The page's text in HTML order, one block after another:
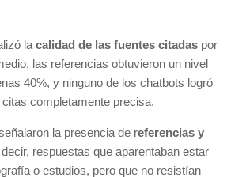
la calidad de las fuentes citadas por
las referencias obtuvieron un nivel
40%, y ninguno de los chatbots logró
completamente precisa.
la presencia de referencias y
respuestas que aparentaban estar
o estudios, pero que no resistían